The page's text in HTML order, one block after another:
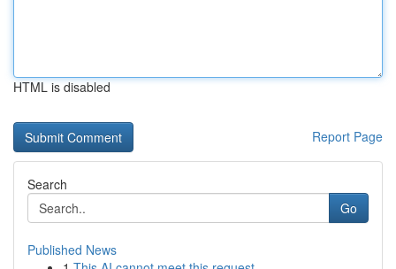
HTML is disabled
Report Page
Search
Go
Published News